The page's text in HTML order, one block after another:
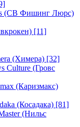
(СВ Фишинг Люрс)
[11]
(Химера) [32]
Culture (Гровс
(Каризмакс)
(Косадака) [81]
(Нильс